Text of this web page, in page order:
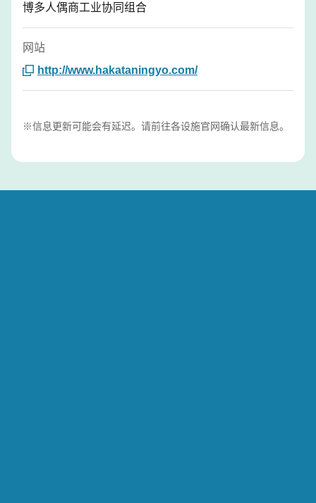
博多人偶商工业协同组合
网站
http://www.hakataningyo.com/
※信息更新可能会有延迟。请前往各设施官网确认最新信息。